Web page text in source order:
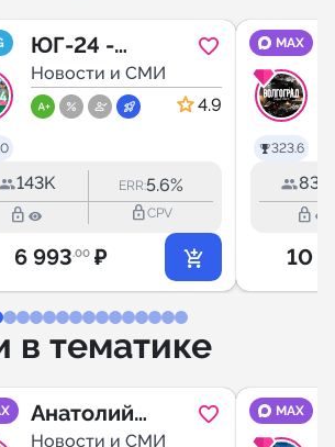
ЮГ-24 -
новости
Краснодара и
Новости и СМИ
4.9
143K ERR:5.6%
lock_outline lock_outlineCPV
6 993.00 ₽
MAX
323.6
lock_outline
10
в тематике
Анатолий
Новости и СМИ
MAX